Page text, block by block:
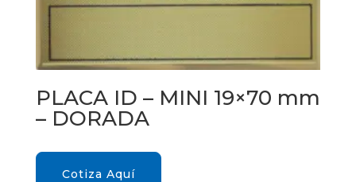
PLACA ID – MINI 19×70 mm
– DORADA
Cotiza Aquí